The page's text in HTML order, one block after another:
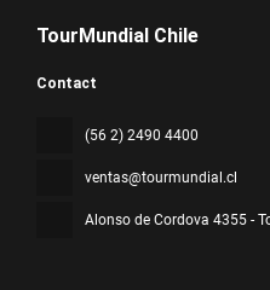
TourMundial Chile
Contact
(56 2) 2490 4400
ventas@tourmundial.cl
Alonso de Cordova 4355 -